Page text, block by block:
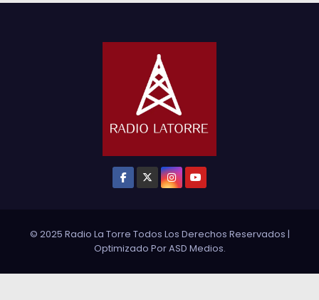
© 2025 Radio La Torre Todos Los Derechos Reservados |
Optimizado PorASD Medios.